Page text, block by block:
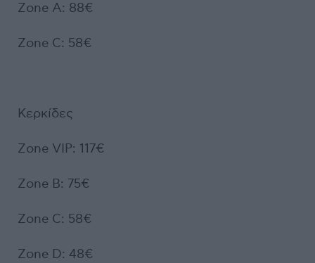
Ζone Α: 88€
Zone C: 58€
Κερκίδες
Zone VIP: 117€
Ζone B: 75€
Zone C: 58€
Zone D: 48€